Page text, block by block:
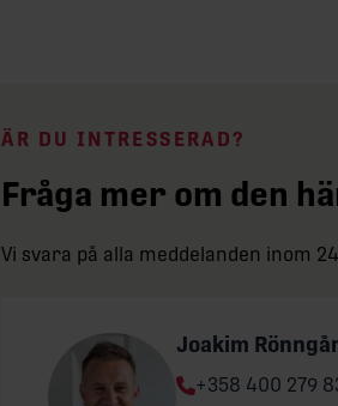
ÄR DU INTRESSERAD?
Fråga mer om den
Vi svara på alla meddelanden inom
Joakim
Phone:
+358 400 279